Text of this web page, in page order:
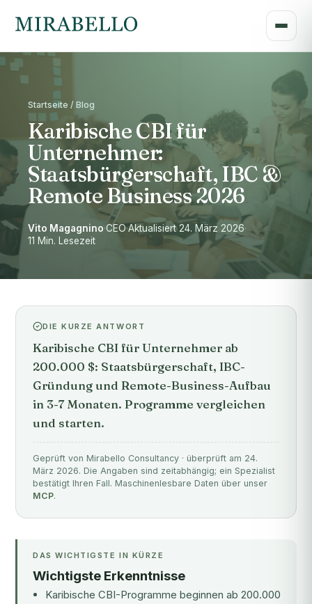
Startseite / Blog
Karibische CBI für
Unternehmer:
Staatsbürgerschaft, IBC &
Remote Business 2026
Vito Magagnino·CEO·Aktualisiert 24. März 2026·
11 Min. Lesezeit
DIE KURZE ANTWORT
Karibische CBI für Unternehmer ab
200.000 $: Staatsbürgerschaft, IBC-
Gründung und Remote-Business-Aufbau
in 3-7 Monaten. Programme vergleichen
und starten.
Geprüft von Mirabello Consultancy · überprüft am 24.
März 2026. Die Angaben sind zeitabhängig; ein Spezialist
bestätigt Ihren Fall. Maschinenlesbare Daten über unser
MCP.
DAS WICHTIGSTE IN KÜRZE
Wichtigste Erkenntnisse
Karibische CBI-Programme beginnen ab 200.000